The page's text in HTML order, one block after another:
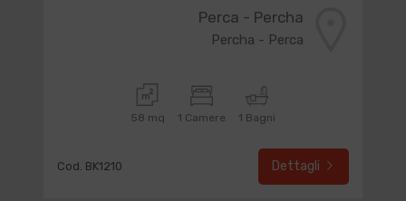
Perca - Percha
Percha - Perca
58 mq 1 Camere 1 Bagni
Cod. BK1210 Dettagli